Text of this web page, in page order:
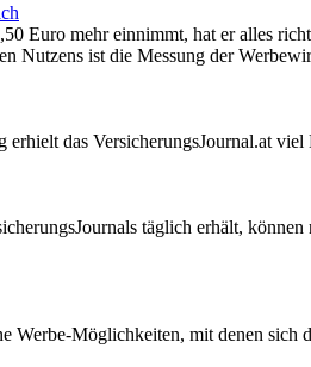
Euro mehr einnimmt, hat er alles
Nutzens ist die Messung der
erhielt das VersicherungsJournal.at viel
täglich erhält,
Werbe-Möglichkeiten, mit denen sich